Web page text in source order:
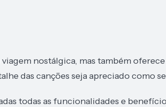
nostálgica, mas também
das canções seja apreciado como
todas as funcionalidades e